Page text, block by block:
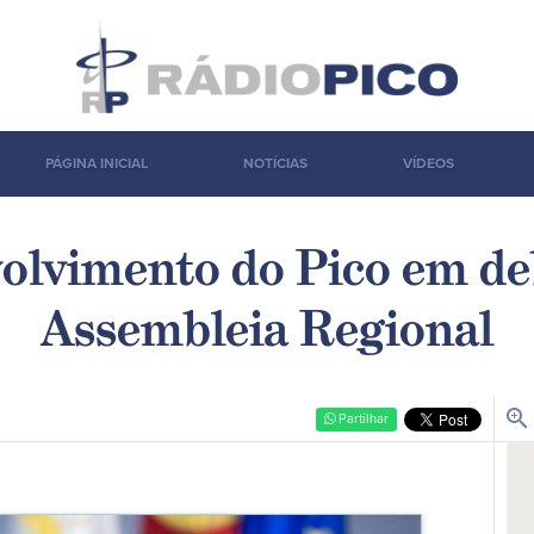
PÁGINA INICIAL NOTÍCIAS VÍDEOS
do Pico em
Assembleia Regional
Partilhar zoom_in